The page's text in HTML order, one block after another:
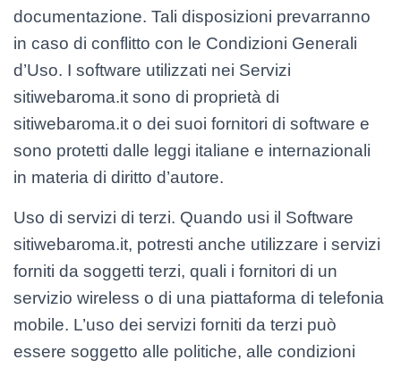
documentazione. Tali disposizioni prevarranno
in caso di conflitto con le Condizioni Generali
d’Uso. I software utilizzati nei Servizi
sitiwebaroma.it sono di proprietà di
sitiwebaroma.it o dei suoi fornitori di software e
sono protetti dalle leggi italiane e internazionali
in materia di diritto d’autore.
Uso di servizi di terzi. Quando usi il Software
sitiwebaroma.it, potresti anche utilizzare i servizi
forniti da soggetti terzi, quali i fornitori di un
servizio wireless o di una piattaforma di telefonia
mobile. L’uso dei servizi forniti da terzi può
essere soggetto alle politiche, alle condizioni